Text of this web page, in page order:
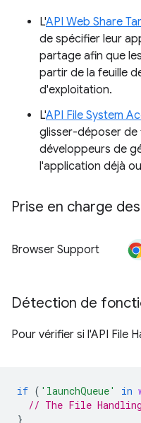
L'API Web Share
de spécifier leur
partage afin que
partir de la feuille
d'exploitation.
L'API File System
glisser-déposer de
développeurs de
l'application déjà
Prise en charge
Browser Support
Détection de
Pour vérifier si l'API File
if ( 'launchQueue' in
// The File
}